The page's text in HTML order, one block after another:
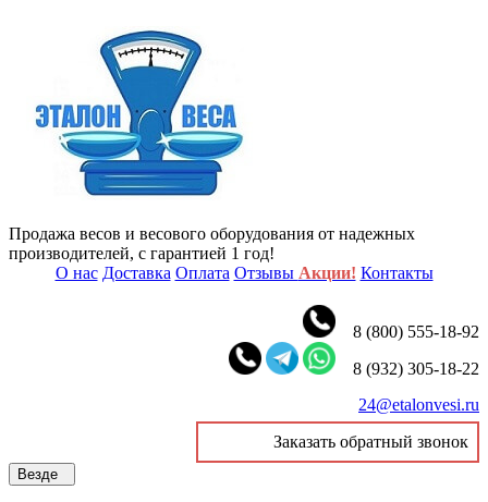
Продажа весов и весового оборудования от надежных
производителей, с гарантией 1 год!
О нас Доставка Оплата Отзывы Акции! Контакты
8 (800) 555-18-92
8 (932) 305-18-22
24@etalonvesi.ru
Заказать обратный звонок
Везде